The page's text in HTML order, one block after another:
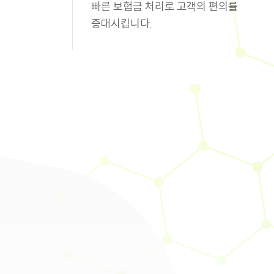
빠른 보험금 처리로 고객의 편의를
증대시킵니다.